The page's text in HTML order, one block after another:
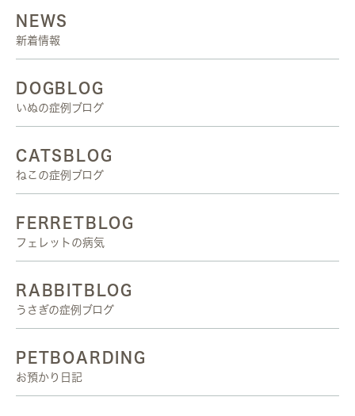
NEWS
新着情報
DOGBLOG
いぬの症例ブログ
CATSBLOG
ねこの症例ブログ
FERRETBLOG
フェレットの病気
RABBITBLOG
うさぎの症例ブログ
PETBOARDING
お預かり日記